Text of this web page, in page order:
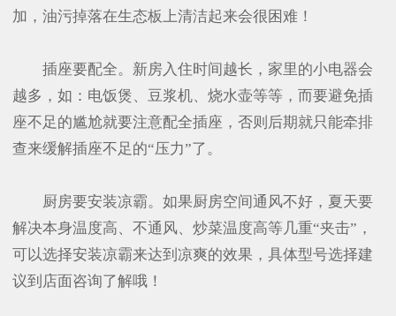
加，油污掉落在生态板上清洁起来会很困难！
插座要配全。新房入住时间越长，家里的小电器会
越多，如：电饭煲、豆浆机、烧水壶等等，而要避免插
座不足的尴尬就要注意配全插座，否则后期就只能牵排
查来缓解插座不足的“压力”了。
厨房要安装凉霸。如果厨房空间通风不好，夏天要
解决本身温度高、不通风、炒菜温度高等几重“夹击”，
可以选择安装凉霸来达到凉爽的效果，具体型号选择建
议到店面咨询了解哦！